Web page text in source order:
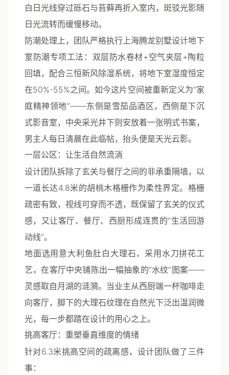
白日光线穿过砾石与苔藓再折入室内，斑驳光影随
日光流转而缓慢移动。
防潮处理上，团队严格执行上海腾龙别墅设计地下
室防潮专项工法：双层防水卷材+空气夹层+陶粒
回填，配合三恒新风除湿系统，将地下室湿度恒定
在50%-55%之间。如今这片空间被重新定义为“家
庭精神领地”——东侧是雪茄品酒区，西侧是下沉
式影音室，中央采光井下则安放着一张明式书案，
男主人每日清晨在此临帖，抬头便是天光云影。
一层公区：让生活自然流淌
设计团队拆除了玄关与餐厅之间的非承重隔墙，以
一道长达4.8米的胡桃木格栅作为柔性界定。格栅
疏密有致，视线可穿而不透，既保留了玄关的仪式
感，又让客厅、餐厅、西厨形成连贯的“生活回游
动线”。
地面选用意大利鱼肚白大理石，采用水刀拼花工
艺，在客厅中央铺陈出一幅抽象的“水纹”图案——
灵感取自月湖的涟漪。当业主从西厨端一杯咖啡走
向客厅，脚下的大理石纹理在自然光下泛出温润微
光，每一步都踏在设计的用心之上。
挑高客厅：重塑垂直维度的情绪
针对6.3米挑高空间的疏离感，设计团队做了三件
事：